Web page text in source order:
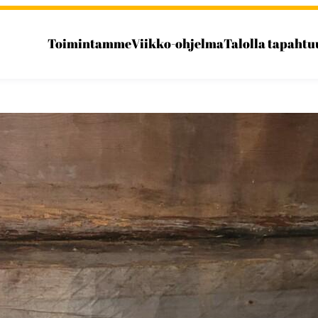
ToimintammeViikko-ohjelmaTalolla